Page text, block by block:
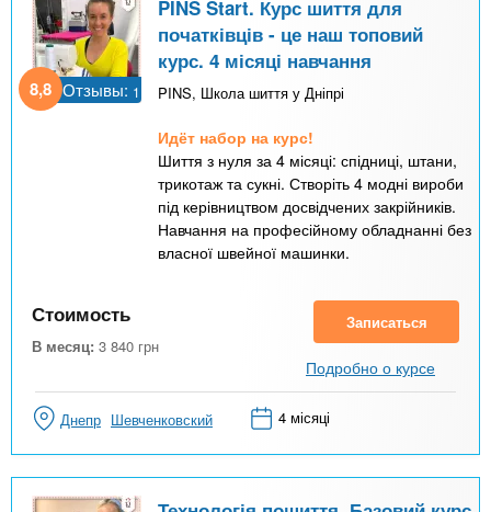
8,8 Отзывы: 1
PINS Start. Курс шиття для
початківців - це наш топовий
курс. 4 місяці навчання
PINS, Школа шиття у Дніпрі
Идёт набор на курс!
Шиття з нуля за 4 місяці: спідниці, штани,
трикотаж та сукні. Створіть 4 модні вироби
під керівництвом досвідчених закрійників.
Навчання на професійному обладнанні без
власної швейної машинки.
Стоимость
В месяц: 3 840 грн
Записаться
Подробно о курсе
Днепр Шевченковский 4 місяці